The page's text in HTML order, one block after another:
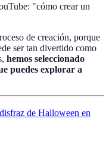
"cómo crear un
de creación, porque
ser tan divertido como
hemos seleccionado
puedes explorar a
de Halloween en